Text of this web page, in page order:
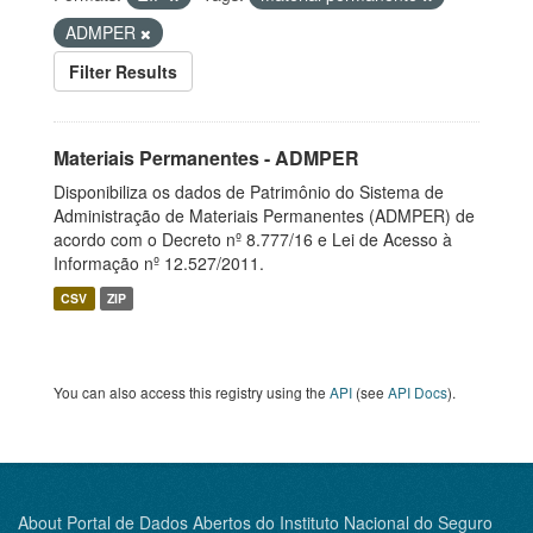
ADMPER
Filter Results
Materiais Permanentes - ADMPER
Disponibiliza os dados de Patrimônio do Sistema de
Administração de Materiais Permanentes (ADMPER) de
acordo com o Decreto nº 8.777/16 e Lei de Acesso à
Informação nº 12.527/2011.
CSV ZIP
You can also access this registry using the API (see API Docs).
About Portal de Dados Abertos do Instituto Nacional do Seguro